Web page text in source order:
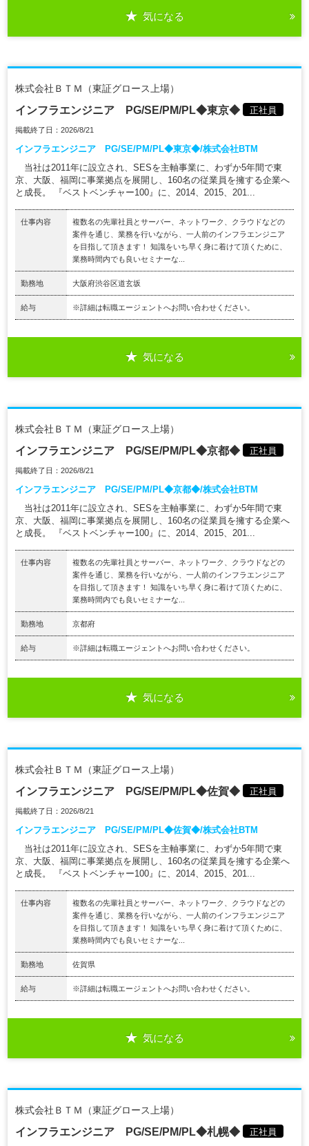
気になる
株式会社ＢＴＭ（東証グロース上場）
インフラエンジニア PG/SE/PM/PL◆東京◆ 正社員
掲載終了日：2026/8/21
インフラエンジニア PG/SE/PM/PL◆東京◆/株式会社BTM
当社は2011年に設立され、SESを主軸事業に、わずか5年間で東
京、大阪、福岡に事業拠点を展開し、160名の従業員を擁する企業へ
と成長。 『ベストベンチャー100』に、2014、2015、201...
仕事内容
複数名の先輩社員とサーバー、ネットワーク、クラウドなどの
案件を通じ、業務を行いながら、一人前のインフラエンジニア
を目指して頂きます！ 知識をいち早く身に着けて頂くために、
業務時間内でも良いセミナーな...
勤務地 大阪府渋谷区道玄坂
給与 ※詳細は転職エージェントへお問い合わせください。
気になる
株式会社ＢＴＭ（東証グロース上場）
インフラエンジニア PG/SE/PM/PL◆京都◆ 正社員
掲載終了日：2026/8/21
インフラエンジニア PG/SE/PM/PL◆京都◆/株式会社BTM
当社は2011年に設立され、SESを主軸事業に、わずか5年間で東
京、大阪、福岡に事業拠点を展開し、160名の従業員を擁する企業へ
と成長。 『ベストベンチャー100』に、2014、2015、201...
仕事内容
複数名の先輩社員とサーバー、ネットワーク、クラウドなどの
案件を通じ、業務を行いながら、一人前のインフラエンジニア
を目指して頂きます！ 知識をいち早く身に着けて頂くために、
業務時間内でも良いセミナーな...
勤務地 京都府
給与 ※詳細は転職エージェントへお問い合わせください。
気になる
株式会社ＢＴＭ（東証グロース上場）
インフラエンジニア PG/SE/PM/PL◆佐賀◆ 正社員
掲載終了日：2026/8/21
インフラエンジニア PG/SE/PM/PL◆佐賀◆/株式会社BTM
当社は2011年に設立され、SESを主軸事業に、わずか5年間で東
京、大阪、福岡に事業拠点を展開し、160名の従業員を擁する企業へ
と成長。 『ベストベンチャー100』に、2014、2015、201...
仕事内容
複数名の先輩社員とサーバー、ネットワーク、クラウドなどの
案件を通じ、業務を行いながら、一人前のインフラエンジニア
を目指して頂きます！ 知識をいち早く身に着けて頂くために、
業務時間内でも良いセミナーな...
勤務地 佐賀県
給与 ※詳細は転職エージェントへお問い合わせください。
気になる
株式会社ＢＴＭ（東証グロース上場）
インフラエンジニア PG/SE/PM/PL◆札幌◆ 正社員